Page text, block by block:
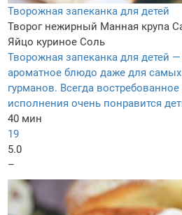
Творожная запеканка для детей
Творог нежирный Манная крупа
Яйцо куриное Соль
Творожная запеканка для детей
ароматное блюдо даже для
гурманов. Всегда
исполнения очень понравится
40 мин
19
5.0
–